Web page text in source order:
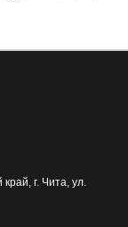
г. Чита ул.